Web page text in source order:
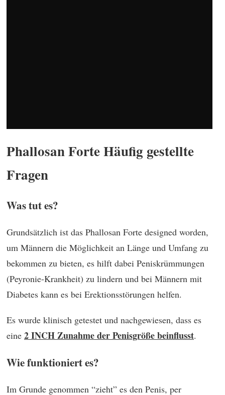
Phallosan Forte Häufig gestellte
Fragen
Was tut es?
Grundsätzlich ist das Phallosan Forte designed worden,
um Männern die Möglichkeit an Länge und Umfang zu
bekommen zu bieten, es hilft dabei Peniskrümmungen
(Peyronie-Krankheit) zu lindern und bei Männern mit
Diabetes kann es bei Erektionsstörungen helfen.
Es wurde klinisch getestet und nachgewiesen, dass es
eine 2 INCH Zunahme der Penisgröße beinflusst.
Wie funktioniert es?
Im Grunde genommen “zieht” es den Penis, per